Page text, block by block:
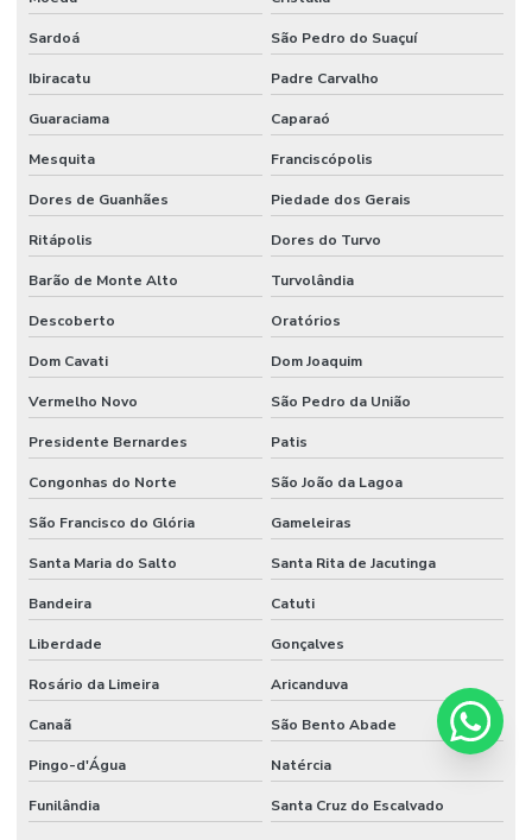
Sardoá São Pedro do Suaçuí
Ibiracatu Padre Carvalho
Guaraciama Caparaó
Mesquita Franciscópolis
Dores de Guanhães Piedade dos Gerais
Ritápolis Dores do Turvo
Barão de Monte Alto Turvolândia
Descoberto Oratórios
Dom Cavati Dom Joaquim
Vermelho Novo São Pedro da União
Presidente Bernardes Patis
Congonhas do Norte São João da Lagoa
São Francisco do Glória Gameleiras
Santa Maria do Salto Santa Rita de Jacutinga
Bandeira Catuti
Liberdade Gonçalves
Rosário da Limeira Aricanduva
Canaã São Bento Abade
Pingo-d'Água Natércia
Funilândia Santa Cruz do Escalvado